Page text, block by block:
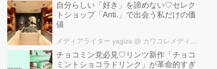
自分らしい「好き」を諦めない♡セレク
トショップ「Anti.」で出会う私だけの価
値
メディアライター yagiza @ カワコレメディア編集部
チョコミン党必見♡リンツ新作「チョコ
ミントショコラドリンク」が革命的すぎ